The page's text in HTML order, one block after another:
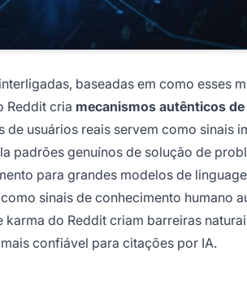
baseadas em como esses
Reddit cria mecanismos autênticos de
usuários reais servem como sinais
padrões genuínos de solução de
para grandes modelos de
sinais de conhecimento humano
do Reddit criam barreiras
confiável para citações por IA.